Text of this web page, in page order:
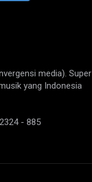
media). Super
yang Indonesia
- 885